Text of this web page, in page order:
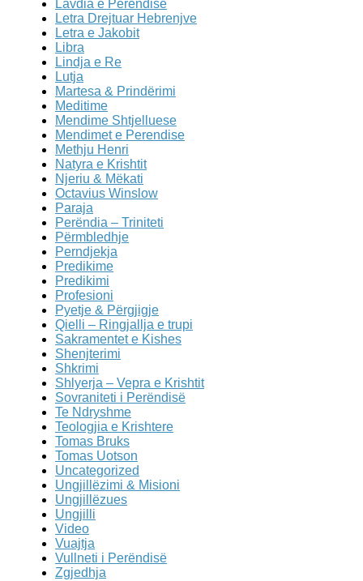
Lavdia e Perëndisë
Letra Drejtuar Hebrenjve
Letra e Jakobit
Libra
Lindja e Re
Lutja
Martesa & Prindërimi
Meditime
Mendime Shtjelluese
Mendimet e Perendise
Methju Henri
Natyra e Krishtit
Njeriu & Mëkati
Octavius Winslow
Paraja
Perëndia – Triniteti
Përmbledhje
Perndjekja
Predikime
Predikimi
Profesioni
Pyetje & Përgjigje
Qielli – Ringjallja e trupi
Sakramentet e Kishes
Shenjterimi
Shkrimi
Shlyerja – Vepra e Krishtit
Sovraniteti i Perëndisë
Te Ndryshme
Teologjia e Krishtere
Tomas Bruks
Tomas Uotson
Uncategorized
Ungjillëzimi & Misioni
Ungjillëzues
Ungjilli
Video
Vuajtja
Vullneti i Perëndisë
Zgjedhja